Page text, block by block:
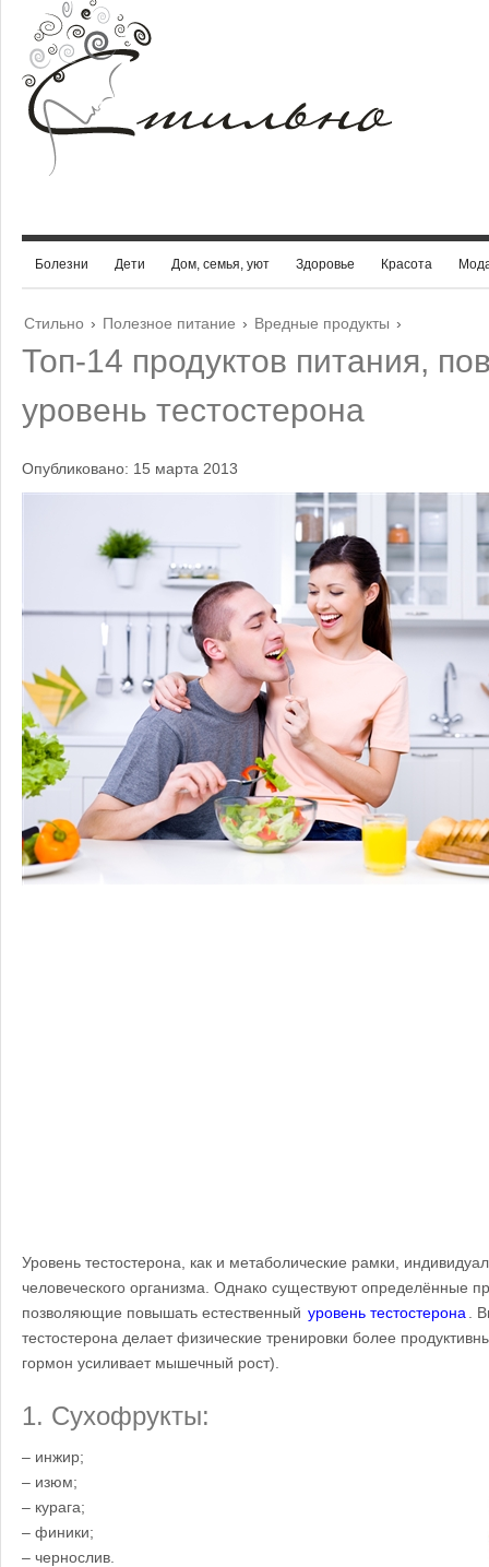
Болезни Дети Дом, семья, уют Здоровье Красота
Стильно › Полезное питание › Вредные продукты ›
Топ-14 продуктов питания,
уровень тестостерона
Опубликовано: 15 марта 2013
Уровень тестостерона, как и метаболические рамки,
человеческого организма. Однако существуют определённые
позволяющие повышать естественный уровень тестостерона
.
тестостерона делает физические тренировки более
гормон усиливает мышечный рост).
1. Сухофрукты:
– инжир;
– изюм;
– курага;
– финики;
– чернослив.